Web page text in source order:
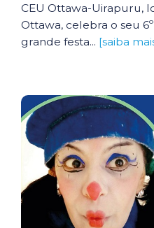
CEU Ottawa-Uirapuru,
Ottawa, celebra o seu
grande festa... [saiba